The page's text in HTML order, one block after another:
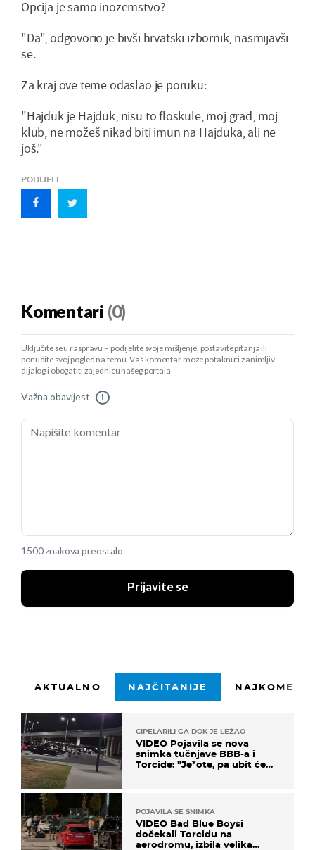
Opcija je samo inozemstvo?
"Da", odgovorio je bivši hrvatski izbornik, nasmijavši
se.
Za kraj ove teme odaslao je poruku:
"Hajduk je Hajduk, nisu to floskule, moj grad, moj
klub, ne možeš nikad biti imun na Hajduka, ali ne
još."
PODIJELI
Komentari (0)
Uključite se u raspravu – podijelite svoje mišljenje, postavite pitanja ili
ponudite svoj pogled na temu. Vaš komentar može potaknuti zanimljiv
dijalog i obogatiti zajednicu našeg portala.
Važna obavijest !
1500 znakova preostalo
Prijavite se
AKTUALNO NAJČITANIJE
CIPELARILI GA DOK JE LEŽAO
VIDEO Pojavila se nova
snimka tučnjave BBB-a i
Torcide: "Je*ote, pa ubit će
POJAVILA SE SNIMKA
VIDEO Bad Blue Boysi
dočekali Torcidu na
aerodromu, izbila velika